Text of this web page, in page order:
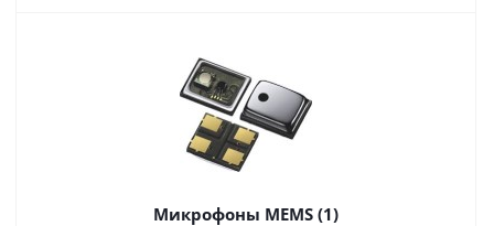
Микрофоны MEMS (1)